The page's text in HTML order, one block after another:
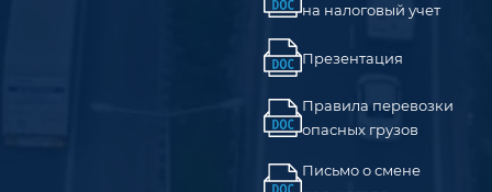
на налоговый учет
Презентация
Правила перевозки
опасных грузов
Письмо о смене